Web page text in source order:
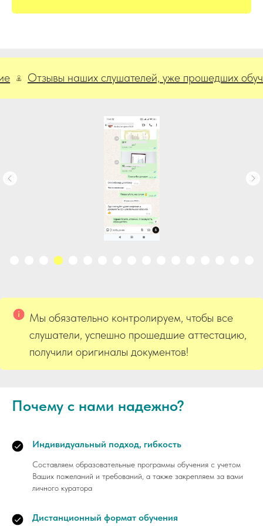
Отзывы наших слушателей, уже прошедших обучение
Мы обязательно контролируем, чтобы все
слушатели, успешно прошедшие аттестацию,
получили оригиналы документов!
Почему с нами надежно?
Индивидуальный подход, гибкость
Составляем образовательные программы обучения с учетом
Ваших пожеланий и требований, а также закрепляем за вами
личного куратора
Дистанционный формат обучения